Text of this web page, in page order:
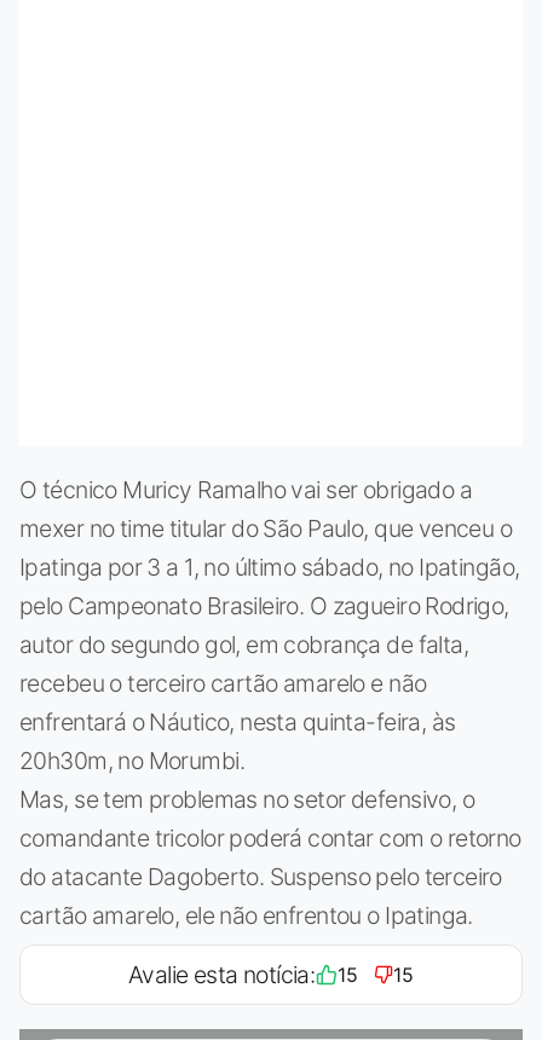
O técnico Muricy Ramalho vai ser obrigado a
mexer no time titular do São Paulo, que venceu o
Ipatinga por 3 a 1, no último sábado, no Ipatingão,
pelo Campeonato Brasileiro. O zagueiro Rodrigo,
autor do segundo gol, em cobrança de falta,
recebeu o terceiro cartão amarelo e não
enfrentará o Náutico, nesta quinta-feira, às
20h30m, no Morumbi.
Mas, se tem problemas no setor defensivo, o
comandante tricolor poderá contar com o retorno
do atacante Dagoberto. Suspenso pelo terceiro
cartão amarelo, ele não enfrentou o Ipatinga.
Avalie esta notícia: 15 15